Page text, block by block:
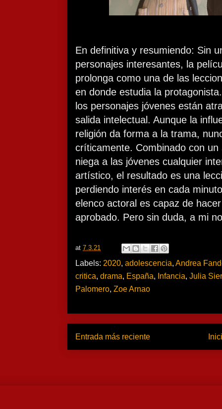
En definitiva y resumiendo: Sin
personajes interesantes, la
prolonga como una de las
en donde estudia la
los personajes jóvenes están
salida intelectual. Aunque la
religión da forma a la trama,
críticamente. Combinado con
niega a las jóvenes cualquier
artístico, el resultado es una
perdiendo interés en cada
elenco actoral es capaz de
aprobado. Pero sin duda, a mi
at 7.3.21
Labels: 2020, adolescencia, Andrea
critica, drama, España, Infancia, Julia
Palomero, Zoe Arnao
Entrada más reciente